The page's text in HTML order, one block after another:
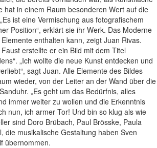
hat in einem Raum besonderen Wert auf die
ist eine Vermischung aus fotografischem
Position“, erklärt sie ihr Werk. Das Moderne
enthalten kann, zeigt Juan Rivas.
erstellte er ein Bild mit dem Titel
„Ich wollte die neue Kunst entdecken und
sagt Juan. Alle Elemente des Bildes
wieder, von der Leiter an der Wand über die
„Es geht um das Bedürfnis, alles
immer weiter zu wollen und die Erkenntnis
nun, ich armer Tor! Und bin so klug als wie
sind Doro Brübach, Paul Brösske, Paula
die musikalische Gestaltung haben Sven
übernommen.